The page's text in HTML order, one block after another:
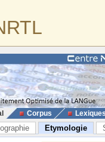
Corpus
Etymologie